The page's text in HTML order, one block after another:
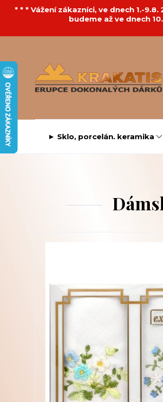
* * * Vážení zákazníci, ve dnech 1.-
budeme až ve dnech
► Sklo, porcelán. keramika